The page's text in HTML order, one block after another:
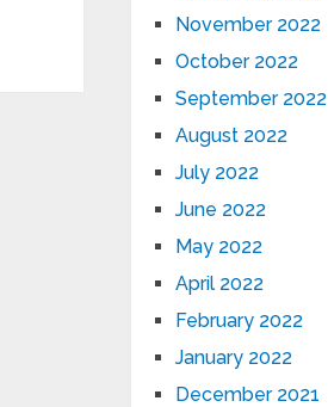
November 2022
October 2022
September 2022
August 2022
July 2022
June 2022
May 2022
April 2022
February 2022
January 2022
December 2021